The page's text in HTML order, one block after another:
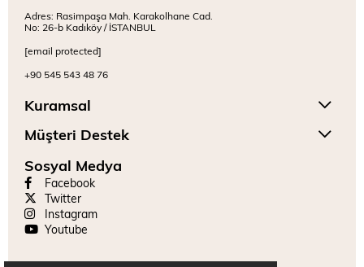
Adres: Rasimpaşa Mah. Karakolhane Cad.
No: 26-b Kadıköy / İSTANBUL
[email protected]
+90 545 543 48 76
Kuramsal
Müşteri Destek
Sosyal Medya
Facebook
Twitter
Instagram
Youtube